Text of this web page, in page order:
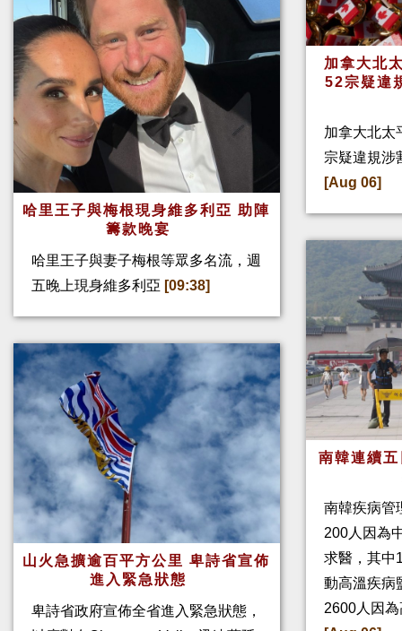
哈里王子與梅根現身維多利亞 助陣
籌款晚宴
哈里王子與妻子梅根等眾多名流，週
五晚上現身維多利亞 [09:38]
山火急擴逾百平方公里 卑詩省宣佈
進入緊急狀態
卑詩省政府宣佈全省進入緊急狀態，
加拿大北
52宗疑違
加拿大北太
宗疑違規涉
[Aug 06]
南韓連續
南韓疾病管
200人因為
求醫，其中
動高溫疾病
2600人因